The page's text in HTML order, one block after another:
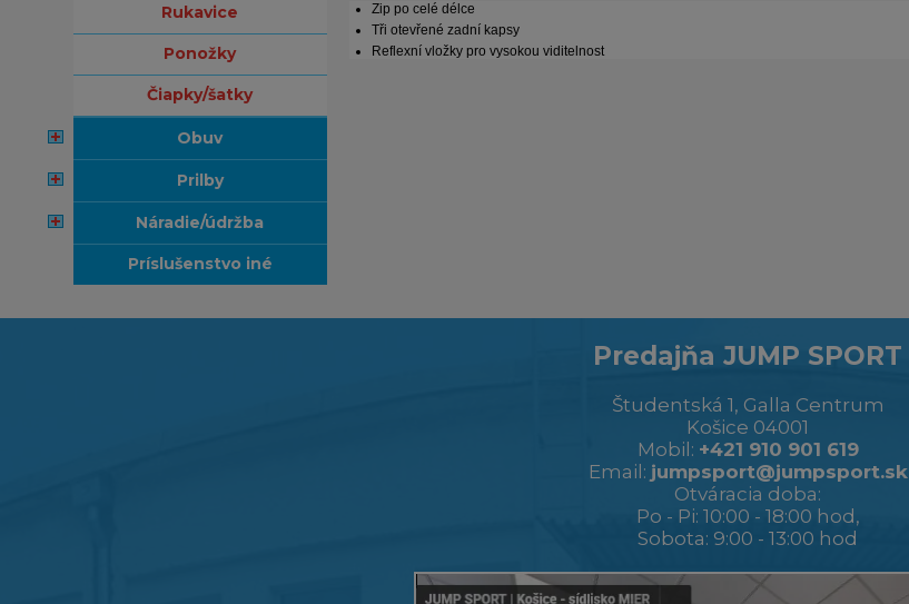
rukavice
ponožky
čiapky/šatky
obuv
prilby
náradie/údržba
príslušenstvo iné
Zip po celé délce
Tři otevřené zadní kapsy
Reflexní vložky pro vysokou viditelnost
Predajňa JUMP SPORT
Študentská 1, Galla Centrum
Košice 04001
Mobil: +421 910 901 619
Email: jumpsport@jumpsport.sk
Otváracia doba:
Po - Pi: 10:00 - 18:00 hod,
Sobota: 9:00 - 13:00 hod